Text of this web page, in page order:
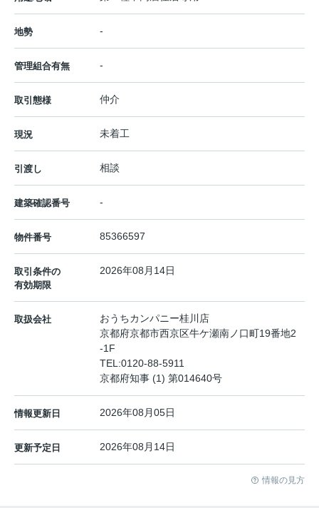
地勢 -
管理組合有無 -
取引態様 仲介
現況 未着工
引渡し 相談
建築確認番号 -
物件番号 85366597
取引条件の
有効期限
2026年08月14日
取扱会社
おうちカンパニー桂川店
京都府京都市西京区牛ケ瀬南ノ口町19番地2
-1F
TEL:0120-88-5911
京都府知事 (1) 第014640号
情報更新日 2026年08月05日
更新予定日 2026年08月14日
情報の見方